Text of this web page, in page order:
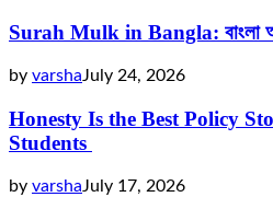
Surah Mulk in Bangla: বাংলা
by varshaJuly 24, 2026
Honesty Is the Best Policy
Students
by varshaJuly 17, 2026